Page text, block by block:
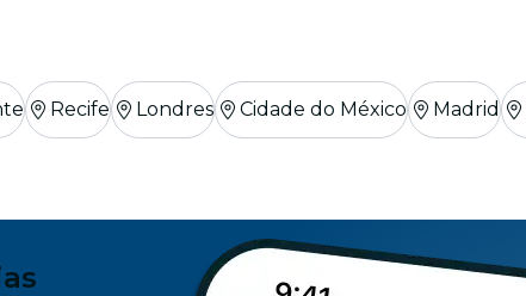
Recife Londres Cidade do México Madrid